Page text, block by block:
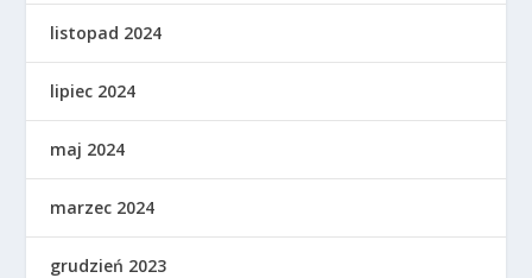
listopad 2024
lipiec 2024
maj 2024
marzec 2024
grudzień 2023